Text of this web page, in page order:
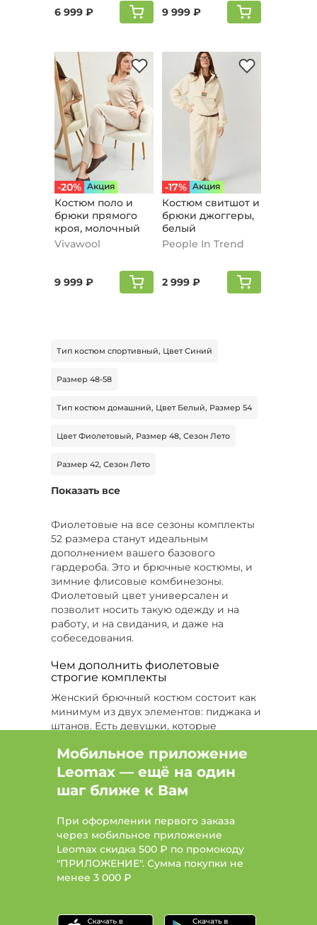
6 999 ₽ 9 999 ₽
-20% Aкция
Костюм поло и
брюки прямого
кроя, молочный
Vivawool
9 999 ₽
-17% Aкция
Костюм свитшот и
брюки джоггеры,
белый
People In Trend
2 999 ₽
Тип костюм спортивный, Цвет Синий
Размер 48-58
Тип костюм домашний, Цвет Белый, Размер 54
Цвет Фиолетовый, Размер 48, Сезон Лето
Размер 42, Сезон Лето
Тип костюм деловой, Цвет Голубой, Размер 52
Цвет Синий, Размер 52, Сезон Лето
Цвет Желтый, Размер 50, Сезон Лето
Цвет Розовый, Размер 54-56, Сезон Демисезон
Тип костюм спортивный, Цвет Черный, Размер
58
Тип костюм спортивный, Цвет Коричневый,
Тип костюм спортивный, Цвет Синий, Размер
52-56
Тип брюки, Размер 54
Тип футболка, Размер 52, Сезон Все
Цвет Коричневый, Размер 64-66
Цвет Бежевый, Размер 54, Сезон Лето
Цвет Бежевый, Размер 58, Сезон Все
Показать все
Фиолетовые на все сезоны комплекты
52 размера станут идеальным
дополнением вашего базового
гардероба. Это и брючные костюмы, и
зимние флисовые комбинезоны.
Фиолетовый цвет универсален и
позволит носить такую одежду и на
работу, и на свидания, и даже на
собеседования.
Чем дополнить фиолетовые
строгие комплекты
Женский брючный костюм состоит как
минимум из двух элементов: пиджака и
штанов. Есть девушки, которые
комплектом, и выглядит это эффектно
на любой фигуре. Но брючный костюм
важно дополнить неброской рубашкой,
топом или футболкой.
Классическая рубашка на
пуговица. Самое строгое и в то же
время привлекательное
сочетание. Самый выигрышный
комплект: фиолетовый костюм и
небрежность добавит вам шика.
Мобильное приложение
Leomax — ещё на один
шаг ближе к Вам
При оформлении первого заказа
через мобильное приложение
Leomax скидка 500 ₽ по промокоду
"ПРИЛОЖЕНИЕ". Сумма покупки не
менее 3 000 ₽